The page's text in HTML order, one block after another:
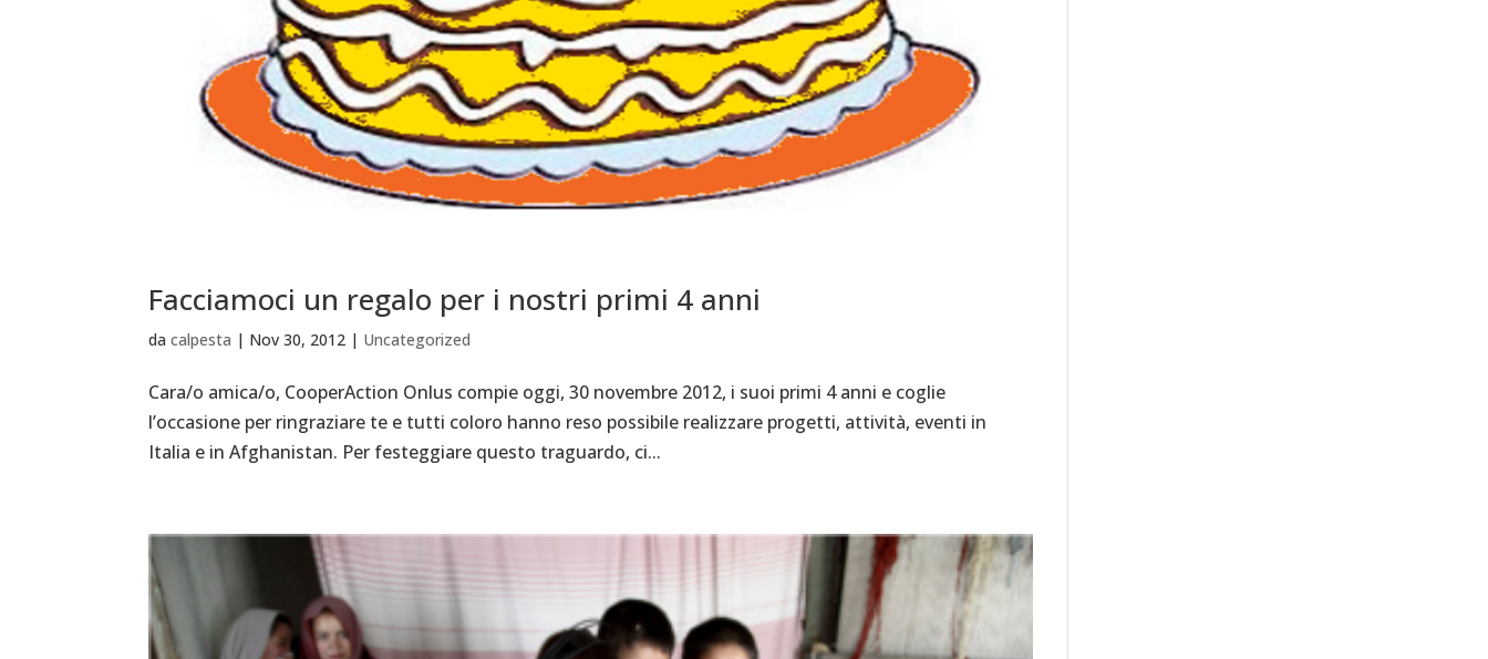
Facciamoci un regalo per i nostri primi 4 anni
dacalpesta | Nov 30, 2012 | Uncategorized
Cara/o amica/o, CooperAction Onlus compie oggi, 30 novembre 2012, i suoi primi 4 anni e coglie
l’occasione per ringraziare te e tutti coloro hanno reso possibile realizzare progetti, attività, eventi in
Italia e in Afghanistan. Per festeggiare questo traguardo, ci...